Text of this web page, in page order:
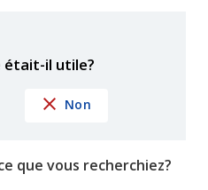
était-il utile?
Non
que vous recherchiez?